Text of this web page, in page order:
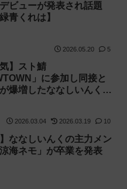
ビューが発表され話題
青くれは】
2026.05.20 5
気】スト鯖
」に参加し同接と
爆増したななしいんく
2026.03.04 2026.03.19 10
】ななしいんくの主力メン
海ネモ」が卒業を発表